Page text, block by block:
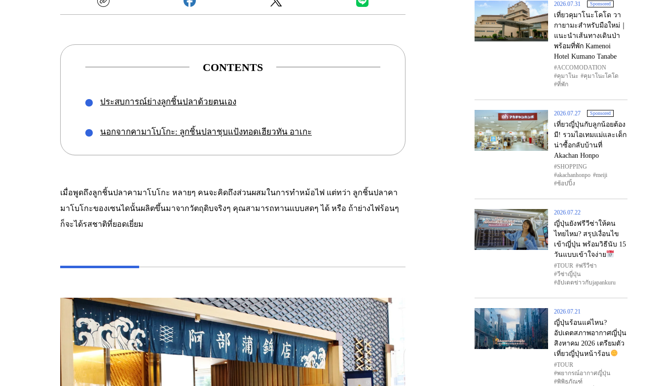
CONTENTS
ประสบการณ์ย่างลูกชิ้นปลาด้วยตนเอง
นอกจากคามาโบโกะ: ลูกชิ้นปลาชุบแป้งทอดเฮียวทัน อาเกะ
เมื่อพูดถึงลูกชิ้นปลาคามาโบโกะ หลายๆ คนจะคิดถึงส่วนผสมในการทำหม้อไฟ แต่ทว่า ลูกชิ้นปลาคา
มาโบโกะของเซนไดนั้นผลิตขึ้นมาจากวัตถุดิบจริงๆ คุณสามารถทานแบบสดๆ ได้ หรือ ถ้าย่างไฟร้อนๆ
ก็จะได้รสชาติที่ยอดเยี่ยม
2026.07.31 Sponsored
เที่ยวคุมาโนะโคโด วา
กายามะสำหรับมือใหม่｜
แนะนำเส้นทางเดินป่า
พร้อมที่พัก Kamenoi
Hotel Kumano Tanabe
ACCOMODATION
คุมาโนะ
คุมาโนะโคโด
ที่พัก
2026.07.27 Sponsored
เที่ยวญี่ปุ่นกับลูกน้อยต้อง
มี! รวมไอเทมแม่และเด็ก
น่าซื้อกลับบ้านที่
Akachan Honpo
SHOPPING
akachanhonpo
meiji
ช้อปปิ้ง
2026.07.22
ญี่ปุ่นยังฟรีวีซ่าให้คน
ไทยไหม? สรุปเงื่อนไข
เข้าญี่ปุ่น พร้อมวิธีนับ 15
วันแบบเข้าใจง่าย
TOUR
ฟรีวีซ่า
วีซ่าญี่ปุ่น
อัปเดตข่าวกับjapankuru
2026.07.21
ญี่ปุ่นร้อนแค่ไหน?
อัปเดตสภาพอากาศญี่ปุ่น
สิงหาคม 2026 เตรียมตัว
เที่ยวญี่ปุ่นหน้าร้อน
TOUR
พยากรณ์อากาศญี่ปุ่น
พิพิธภัณฑ์